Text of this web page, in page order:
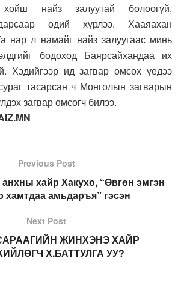
хойш найз залуутай болоогүй,
өдий хүрлээ. Хааяахан
нар л намайг найз залуугаас минь
бодоход Баярсайхандаа их
Хэдийгээр ид загвар өмсөх үедээ
тасарсан ч Монголын загварын
загвар өмсөгч билээ.
Previous Post
хайр Хакухо, “Өвгөн эмгэн
хамтдаа амьдаръя” гэсэн
Next Post
ЖИНХЭНЭ ХАЙР
Х.БАТТУЛГА УУ?